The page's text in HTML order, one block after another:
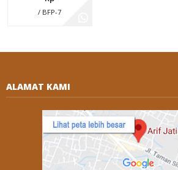
/ BFP-7
ALAMAT KAMI